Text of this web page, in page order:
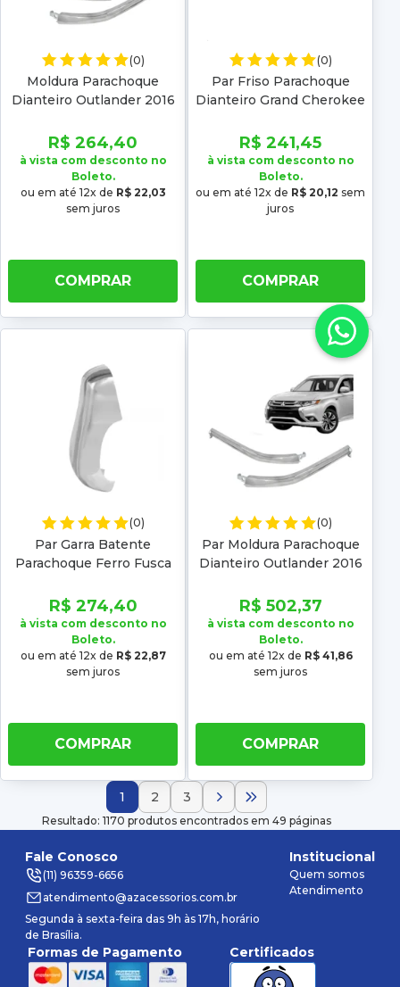
(0)
Moldura Parachoque
Dianteiro Outlander 2016
Superior
R$ 264,40
à vista com desconto no
Boleto.
ou em até 12x de R$ 22,03
sem juros
COMPRAR
(0)
Par Friso Parachoque
Dianteiro Grand Cherokee
Inferior
R$ 241,45
à vista com desconto no
Boleto.
ou em até 12x de R$ 20,12 sem
juros
COMPRAR
(0)
Par Garra Batente
Parachoque Ferro Fusca
65 66 67 68 69 70
Collection
R$ 274,40
à vista com desconto no
Boleto.
ou em até 12x de R$ 22,87
sem juros
COMPRAR
(0)
Par Moldura Parachoque
Dianteiro Outlander 2016
Superior
R$ 502,37
à vista com desconto no
Boleto.
ou em até 12x de R$ 41,86
sem juros
COMPRAR
Resultado: 1170 produtos encontrados em 49 páginas
1 2 3
Fale Conosco
(11) 96359-6656
atendimento@azacessorios.com.br
Segunda à sexta-feira das 9h às 17h, horário
de Brasília.
Institucional
Quem somos
Atendimento
Formas de Pagamento Certificados